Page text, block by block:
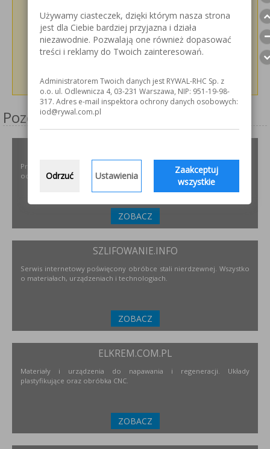
Pozostałe serwisy firmy
Projektowanie i dobór, montaż, serwis instalacji i urządzeń
odpylających dla różnych gałęzi przemysłu.
ZOBACZ
SZLIFOWANIE.INFO
Serwis internetowy poświęcony obróbce stali nierdzewnej. Wszystko
o materiałach, urządzeniach i technologiach.
ZOBACZ
ELKREM.COM.PL
Materiały i urządzenia do napawania i regeneracji. Układy
plastyfikujące oraz obróbka CNC.
ZOBACZ
Używamy ciasteczek, dzięki którym nasza strona
jest dla Ciebie bardziej przyjazna i działa
niezawodnie. Pozwalają one również dopasować
treści i reklamy do Twoich zainteresowań.
Administratorem Twoich danych jest RYWAL-RHC Sp. z
o.o. ul. Odlewnicza 4, 03-231 Warszawa, NIP: 951-19-98-
317. Adres e-mail inspektora ochrony danych osobowych:
iod@rywal.com.pl
Odrzuć Ustawienia
Zaakceptuj
wszystkie